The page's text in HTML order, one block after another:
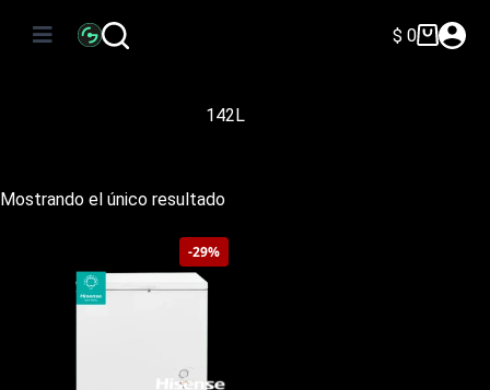
Carro
$ 0
142L
Mostrando el único resultado
-29%